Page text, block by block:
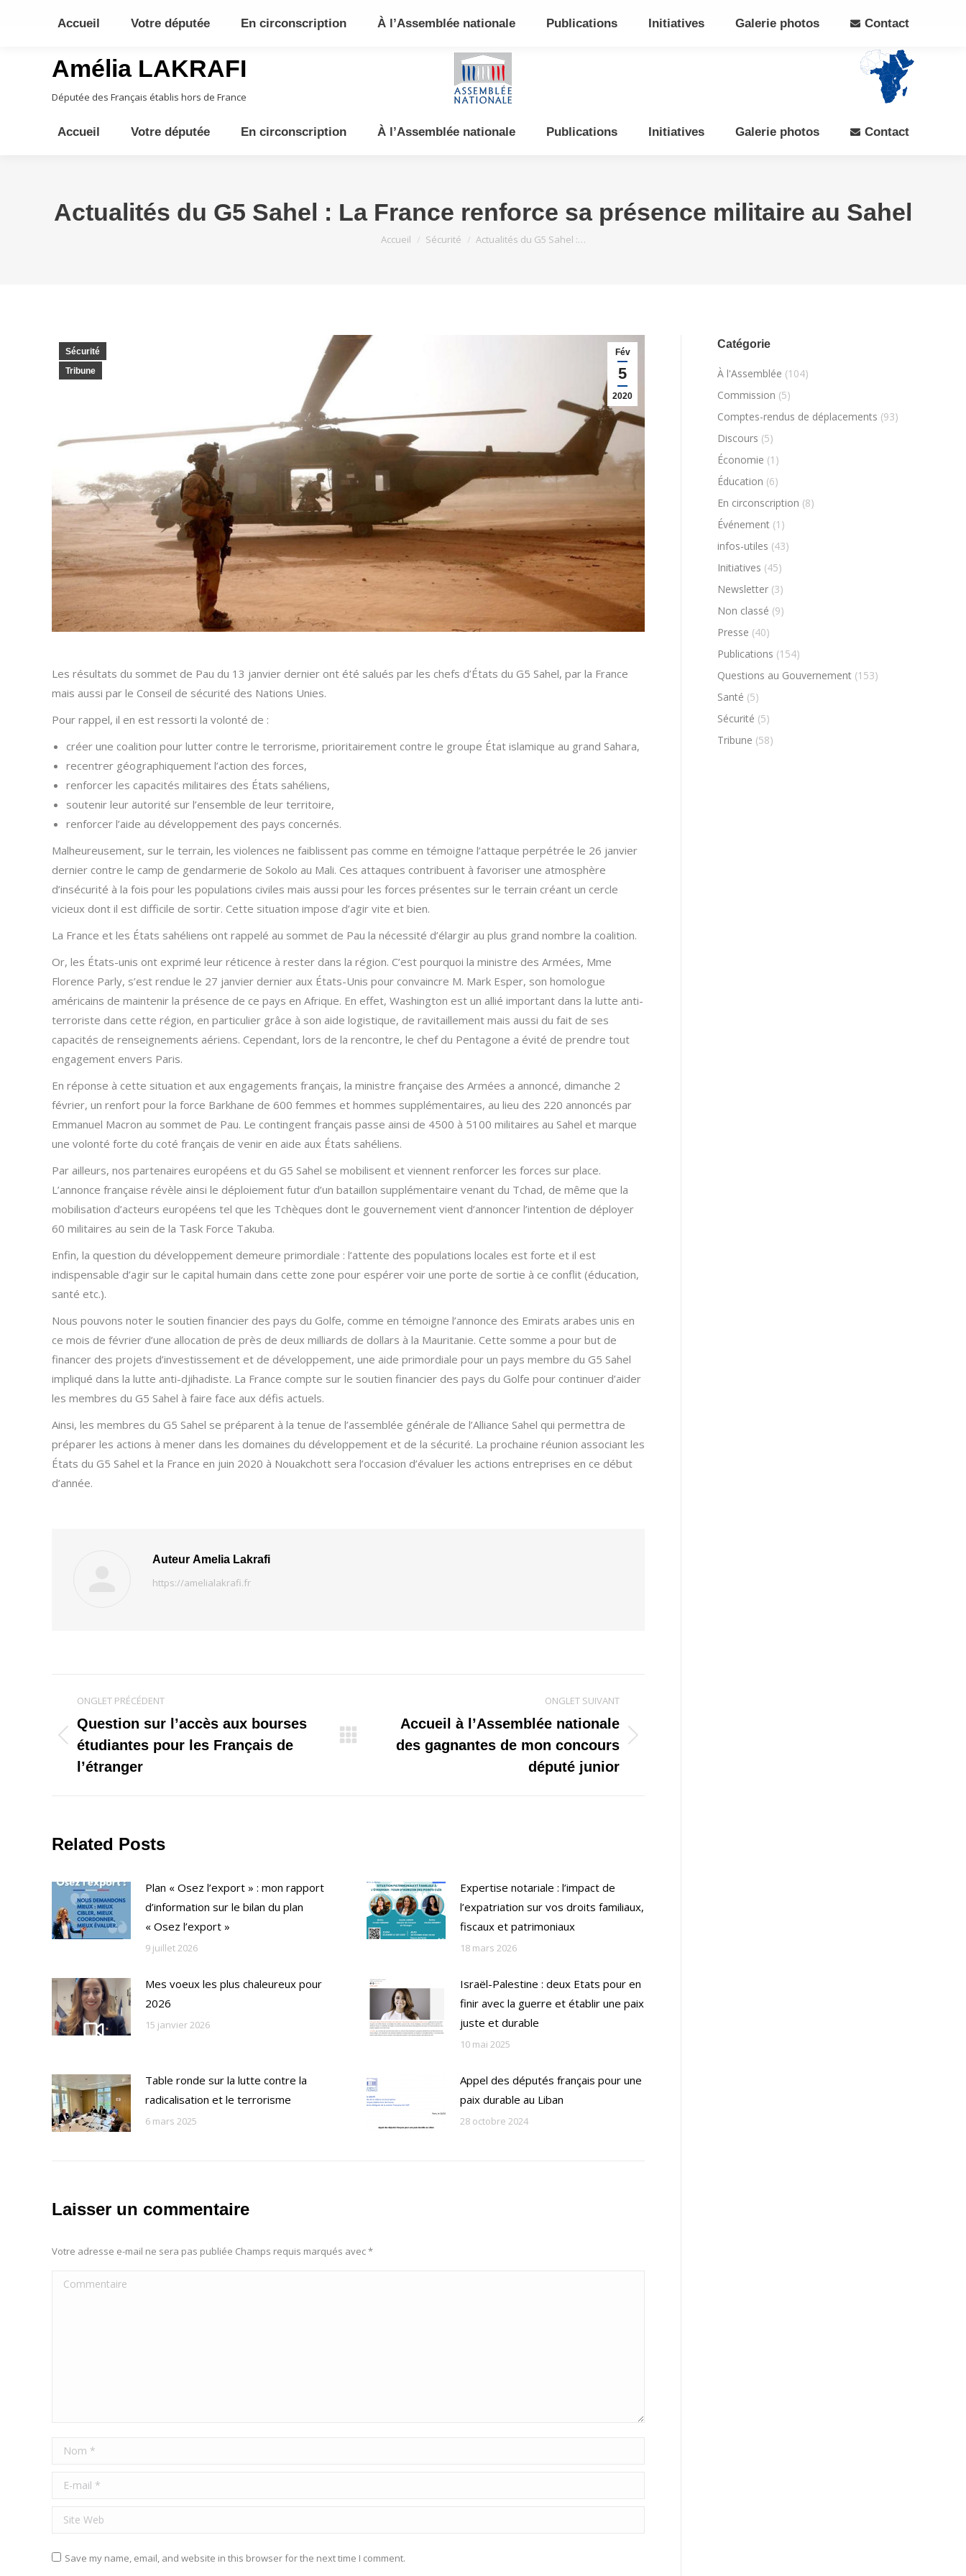
Facebook
opens
in
new
X
opens
in
new
Amélia LAKRAFI
Députée des Français établis hors de France
Accueil Votre députée En circonscription À l’Assemblée nationale Publications Initiatives Galerie photos Contact
Actualités du G5 Sahel : La France renforce sa présence militaire au Sahel
Vous êtes ici :
Accueil Sécurité Actualités du G5 Sahel :…
Fév
5
2020
Sécurité
Tribune
Les résultats du sommet de Pau du 13 janvier dernier ont été salués par les chefs d’États du G5 Sahel, par la France
mais aussi par le Conseil de sécurité des Nations Unies.
Pour rappel, il en est ressorti la volonté de :
créer une coalition pour lutter contre le terrorisme, prioritairement contre le groupe État islamique au grand Sahara,
recentrer géographiquement l’action des forces,
renforcer les capacités militaires des États sahéliens,
soutenir leur autorité sur l’ensemble de leur territoire,
renforcer l’aide au développement des pays concernés.
Malheureusement, sur le terrain, les violences ne faiblissent pas comme en témoigne l’attaque perpétrée le 26 janvier
dernier contre le camp de gendarmerie de Sokolo au Mali. Ces attaques contribuent à favoriser une atmosphère
d’insécurité à la fois pour les populations civiles mais aussi pour les forces présentes sur le terrain créant un cercle
vicieux dont il est difficile de sortir. Cette situation impose d’agir vite et bien.
La France et les États sahéliens ont rappelé au sommet de Pau la nécessité d’élargir au plus grand nombre la coalition.
Or, les États-unis ont exprimé leur réticence à rester dans la région. C’est pourquoi la ministre des Armées, Mme
Florence Parly, s’est rendue le 27 janvier dernier aux États-Unis pour convaincre M. Mark Esper, son homologue
américains de maintenir la présence de ce pays en Afrique. En effet, Washington est un allié important dans la lutte anti-
terroriste dans cette région, en particulier grâce à son aide logistique, de ravitaillement mais aussi du fait de ses
capacités de renseignements aériens. Cependant, lors de la rencontre, le chef du Pentagone a évité de prendre tout
engagement envers Paris.
En réponse à cette situation et aux engagements français, la ministre française des Armées a annoncé, dimanche 2
février, un renfort pour la force Barkhane de 600 femmes et hommes supplémentaires, au lieu des 220 annoncés par
Emmanuel Macron au sommet de Pau. Le contingent français passe ainsi de 4500 à 5100 militaires au Sahel et marque
une volonté forte du coté français de venir en aide aux États sahéliens.
Par ailleurs, nos partenaires européens et du G5 Sahel se mobilisent et viennent renforcer les forces sur place.
L’annonce française révèle ainsi le déploiement futur d’un bataillon supplémentaire venant du Tchad, de même que la
mobilisation d’acteurs européens tel que les Tchèques dont le gouvernement vient d’annoncer l’intention de déployer
60 militaires au sein de la Task Force Takuba.
Enfin, la question du développement demeure primordiale : l’attente des populations locales est forte et il est
indispensable d’agir sur le capital humain dans cette zone pour espérer voir une porte de sortie à ce conflit (éducation,
santé etc.).
Nous pouvons noter le soutien financier des pays du Golfe, comme en témoigne l’annonce des Emirats arabes unis en
ce mois de février d’une allocation de près de deux milliards de dollars à la Mauritanie. Cette somme a pour but de
financer des projets d’investissement et de développement, une aide primordiale pour un pays membre du G5 Sahel
impliqué dans la lutte anti-djihadiste. La France compte sur le soutien financier des pays du Golfe pour continuer d’aider
les membres du G5 Sahel à faire face aux défis actuels.
Ainsi, les membres du G5 Sahel se préparent à la tenue de l’assemblée générale de l’Alliance Sahel qui permettra de
préparer les actions à mener dans les domaines du développement et de la sécurité. La prochaine réunion associant les
États du G5 Sahel et la France en juin 2020 à Nouakchott sera l’occasion d’évaluer les actions entreprises en ce début
d’année.
Auteur Amelia Lakrafi
https://amelialakrafi.fr
Navigation
de
commentaire
ONGLET PRÉCÉDENT
Onglet
précédent
Question sur l’accès aux bourses
étudiantes pour les Français de
l’étranger
ONGLET SUIVANT
Onglet
Accueil à l’Assemblée nationale
des gagnantes de mon concours
député junior
Related Posts
Plan « Osez l’export » : mon rapport
d’information sur le bilan du plan
« Osez l’export »
9 juillet 2026
Expertise notariale : l’impact de
l’expatriation sur vos droits familiaux,
fiscaux et patrimoniaux
18 mars 2026
Mes voeux les plus chaleureux pour
2026
15 janvier 2026
Israël-Palestine : deux Etats pour en
finir avec la guerre et établir une paix
juste et durable
10 mai 2025
Table ronde sur la lutte contre la
radicalisation et le terrorisme
6 mars 2025
Appel des députés français pour une
paix durable au Liban
28 octobre 2024
Laisser un commentaire
Votre adresse e-mail ne sera pas publiée Champs requis marqués avec*
Commentaire
Nom *
E-mail *
Site Web
Save my name, email, and website in this browser for the next time I comment.
Catégorie
À l'Assemblée (104)
Commission (5)
Comptes-rendus de déplacements (93)
Discours (5)
Économie (1)
Éducation (6)
En circonscription (8)
Événement (1)
infos-utiles (43)
Initiatives (45)
Newsletter (3)
Non classé (9)
Presse (40)
Publications (154)
Questions au Gouvernement (153)
Santé (5)
Sécurité (5)
Tribune (58)
Accueil Votre députée En circonscription À l’Assemblée nationale Publications Initiatives Galerie photos Contact